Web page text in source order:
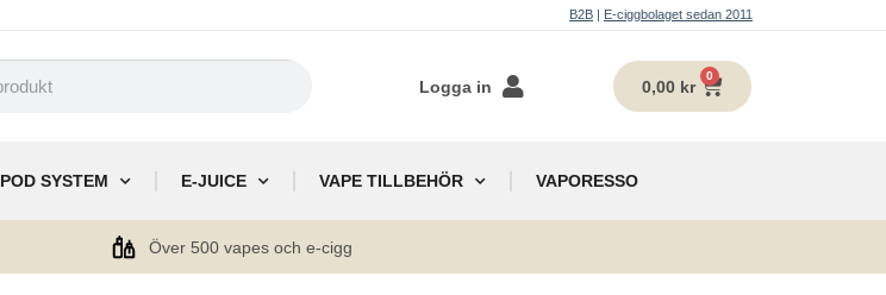
B2B | E-ciggbolaget sedan 2011
Logga in 0,00 kr
0
POD SYSTEM E-JUICE VAPE TILLBEHÖR VAPORESSO
Över 500 vapes och e-cigg